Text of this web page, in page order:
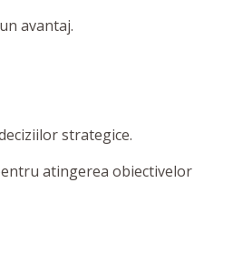
avantaj.
strategice.
atingerea obiectivelor